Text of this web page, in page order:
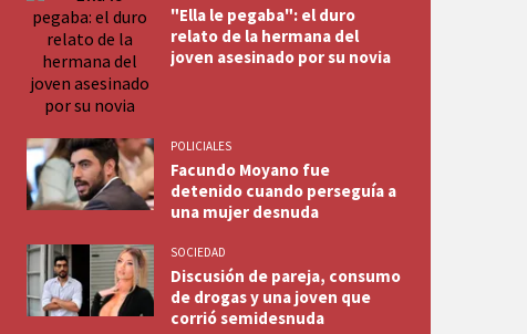
"Ella le pegaba": el duro
relato de la hermana del
joven asesinado por su novia
POLICIALES
Facundo Moyano fue
detenido cuando perseguía a
una mujer desnuda
SOCIEDAD
Discusión de pareja, consumo
de drogas y una joven que
corrió semidesnuda